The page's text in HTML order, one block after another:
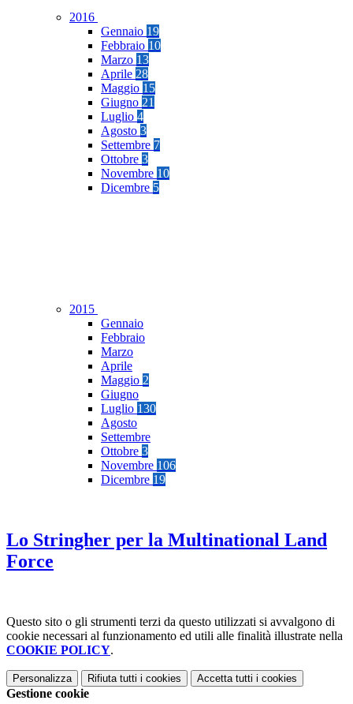
2016
Gennaio 19
Febbraio 10
Marzo 13
Aprile 28
Maggio 15
Giugno 21
Luglio 4
Agosto 3
Settembre 7
Ottobre 3
Novembre 10
Dicembre 5
2015
Gennaio
Febbraio
Marzo
Aprile
Maggio 2
Giugno
Luglio 130
Agosto
Settembre
Ottobre 3
Novembre 106
Dicembre 19
Lo Stringher per la Multinational Land
Force
Questo sito o gli strumenti terzi da questo utilizzati si avvalgono di
cookie necessari al funzionamento ed utili alle finalità illustrate nella
COOKIE POLICY.
Personalizza Rifiuta tutti i cookies Accetta tutti i cookies
Gestione cookie